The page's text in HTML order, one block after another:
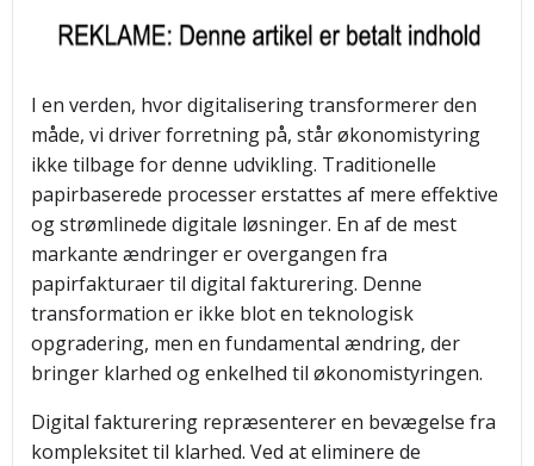
I en verden, hvor digitalisering transformerer den
måde, vi driver forretning på, står økonomistyring
ikke tilbage for denne udvikling. Traditionelle
papirbaserede processer erstattes af mere effektive
og strømlinede digitale løsninger. En af de mest
markante ændringer er overgangen fra
papirfakturaer til digital fakturering. Denne
transformation er ikke blot en teknologisk
opgradering, men en fundamental ændring, der
bringer klarhed og enkelhed til økonomistyringen.
Digital fakturering repræsenterer en bevægelse fra
kompleksitet til klarhed. Ved at eliminere de